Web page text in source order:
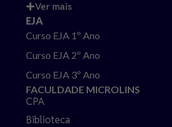
Ver mais
EJA
Curso EJA 1º Ano
Curso EJA 2º Ano
Curso EJA 3º Ano
FACULDADE MICROLINS
CPA
Biblioteca